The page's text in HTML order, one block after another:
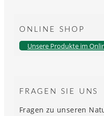
ONLINE SHOP
Unsere Produkte im
FRAGEN SIE UNS
Fragen zu unseren